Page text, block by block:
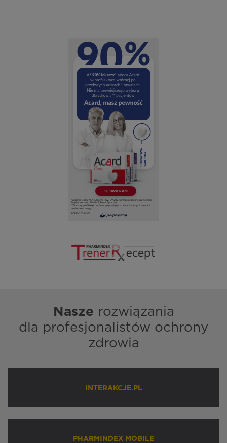
Nasze rozwiązania
dla profesjonalistów ochrony
zdrowia
INTERAKCJE.PL
PHARMINDEX MOBILE